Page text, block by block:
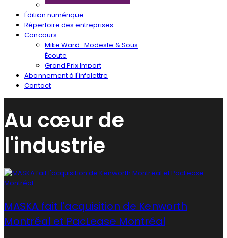
Édition numérique
Répertoire des entreprises
Concours
Mike Ward : Modeste & Sous
Écoute
Grand Prix Import
Abonnement à l'infolettre
Contact
Au cœur de
l'industrie
MASKA fait l'acquisition de Kenworth
Montréal et PacLease Montréal